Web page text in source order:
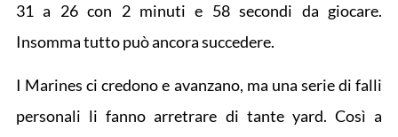
31 a 26 con 2 minuti e 58 secondi da giocare.
Insomma tutto può ancora succedere.
I Marines ci credono e avanzano, ma una serie di falli
personali li fanno arretrare di tante yard. Così a